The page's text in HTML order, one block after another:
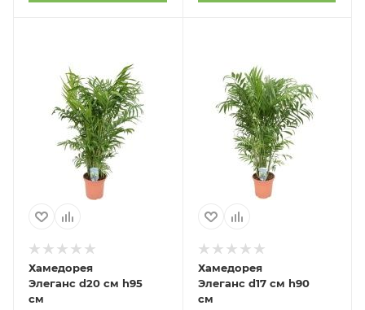
Хамедорея
Элеганс d20 см h95
см
Хамедорея
Элеганс d17 см h90
см